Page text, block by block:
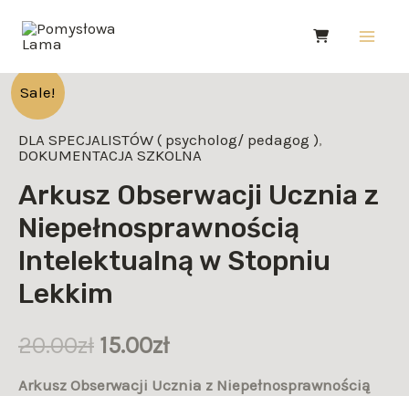
content
Sale!
DLA SPECJALISTÓW ( psycholog/ pedagog ),
DOKUMENTACJA SZKOLNA
Arkusz Obserwacji Ucznia z
Niepełnosprawnością
Intelektualną w Stopniu
Lekkim
20.00zł 15.00zł
Arkusz Obserwacji Ucznia z Niepełnosprawnością
ilość
Arkusz
Obserwacji
z
Niepełnosprawnością
Intelektualną
w
Lekkim